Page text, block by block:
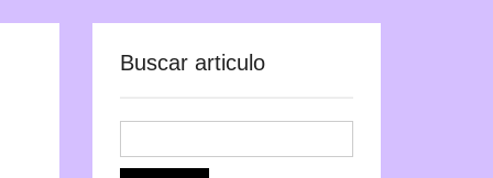
Buscar articulo